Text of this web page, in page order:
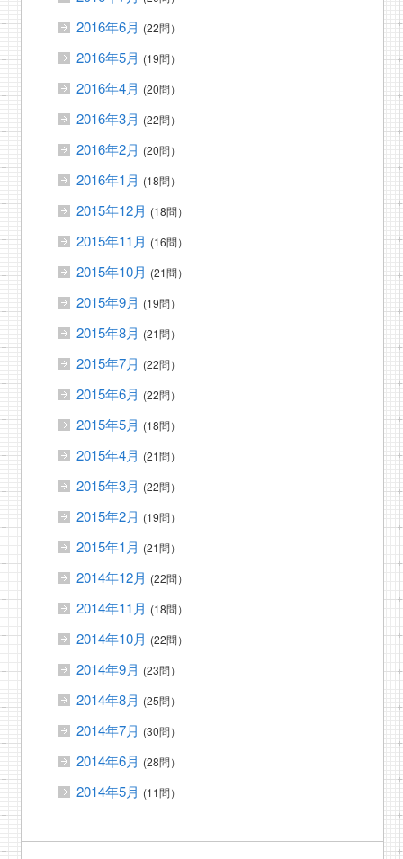
2016年6月 (22問）
2016年5月 (19問）
2016年4月 (20問）
2016年3月 (22問）
2016年2月 (20問）
2016年1月 (18問）
2015年12月 (18問）
2015年11月 (16問）
2015年10月 (21問）
2015年9月 (19問）
2015年8月 (21問）
2015年7月 (22問）
2015年6月 (22問）
2015年5月 (18問）
2015年4月 (21問）
2015年3月 (22問）
2015年2月 (19問）
2015年1月 (21問）
2014年12月 (22問）
2014年11月 (18問）
2014年10月 (22問）
2014年9月 (23問）
2014年8月 (25問）
2014年7月 (30問）
2014年6月 (28問）
2014年5月 (11問）